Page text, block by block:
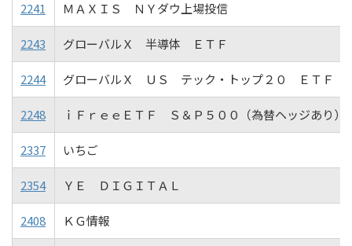
2241 ＭＡＸＩＳ ＮＹダウ上場投信
2243 グローバルＸ 半導体 ＥＴＦ
2244 グローバルＸ ＵＳ テック・トップ２０ ＥＴＦ
2248 ｉＦｒｅｅＥＴＦ Ｓ＆Ｐ５００（為替ヘッジあり）
2337 いちご
2354 ＹＥ ＤＩＧＩＴＡＬ
2408 ＫＧ情報